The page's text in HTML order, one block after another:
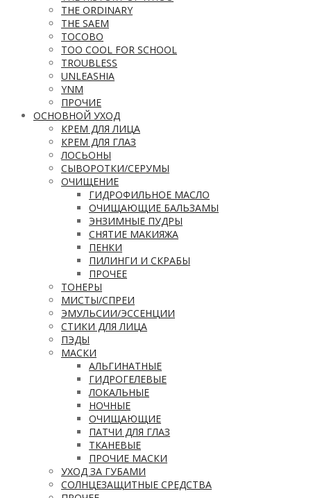
THE ORDINARY
THE SAEM
TOCOBO
TOO COOL FOR SCHOOL
TROUBLESS
UNLEASHIA
YNM
ПРОЧИЕ
ОСНОВНОЙ УХОД
КРЕМ ДЛЯ ЛИЦА
КРЕМ ДЛЯ ГЛАЗ
ЛОСЬОНЫ
СЫВОРОТКИ/СЕРУМЫ
ОЧИЩЕНИЕ
ГИДРОФИЛЬНОЕ МАСЛО
ОЧИЩАЮЩИЕ БАЛЬЗАМЫ
ЭНЗИМНЫЕ ПУДРЫ
СНЯТИЕ МАКИЯЖА
ПЕНКИ
ПИЛИНГИ И СКРАБЫ
ПРОЧЕЕ
ТОНЕРЫ
МИСТЫ/СПРЕИ
ЭМУЛЬСИИ/ЭССЕНЦИИ
СТИКИ ДЛЯ ЛИЦА
ПЭДЫ
МАСКИ
АЛЬГИНАТНЫЕ
ГИДРОГЕЛЕВЫЕ
ЛОКАЛЬНЫЕ
НОЧНЫЕ
ОЧИЩАЮЩИЕ
ПАТЧИ ДЛЯ ГЛАЗ
ТКАНЕВЫЕ
ПРОЧИЕ МАСКИ
УХОД ЗА ГУБАМИ
СОЛНЦЕЗАЩИТНЫЕ СРЕДСТВА